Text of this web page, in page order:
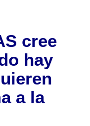
cree
hay
a la